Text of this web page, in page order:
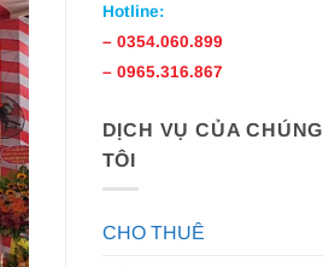
Hotline:
– 0354.060.899
– 0965.316.867
DỊCH VỤ CỦA CHÚNG
TÔI
CHO THUÊ